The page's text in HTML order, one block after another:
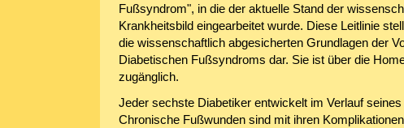
Fußsyndrom", in die der aktuelle Stand der
Krankheitsbild eingearbeitet wurde. Diese Leitlinie
die wissenschaftlich abgesicherten Grundlagen der
Diabetischen Fußsyndroms dar. Sie ist über die
zugänglich.
Jeder sechste Diabetiker entwickelt im Verlauf
Chronische Fußwunden sind mit ihren